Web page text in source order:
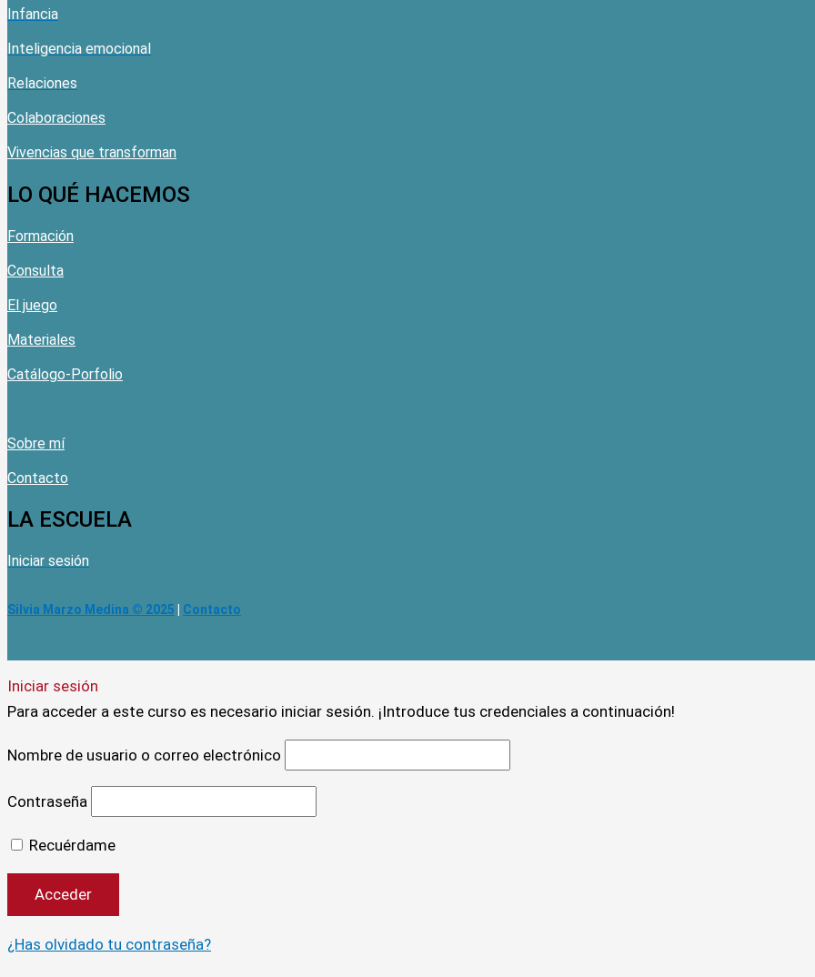
Infancia
Inteligencia emocional
Relaciones
Colaboraciones
Vivencias que transforman
LO QUÉ HACEMOS
Formación
Consulta
El juego
Materiales
Catálogo-Porfolio
Sobre mí
Contacto
LA ESCUELA
Iniciar sesión
Silvia Marzo Medina © 2025 Contacto
Iniciar sesión
Para acceder a este curso es necesario iniciar sesión. ¡Introduce tus credenciales a continuación!
Nombre de usuario o correo electrónico
Contraseña
Recuérdame
¿Has olvidado tu contraseña?